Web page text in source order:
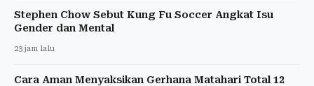
Stephen Chow Sebut Kung Fu Soccer Angkat Isu
Gender dan Mental
23 jam lalu
Cara Aman Menyaksikan Gerhana Matahari Total 12